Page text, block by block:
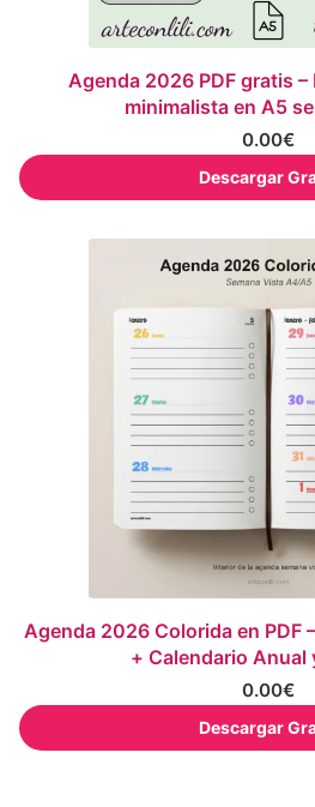
Agenda 2026 PDF gratis
minimalista en A5
0.00€
Descargar
Agenda 2026 Colorida en PDF
+ Calendario Anual
0.00€
Descargar